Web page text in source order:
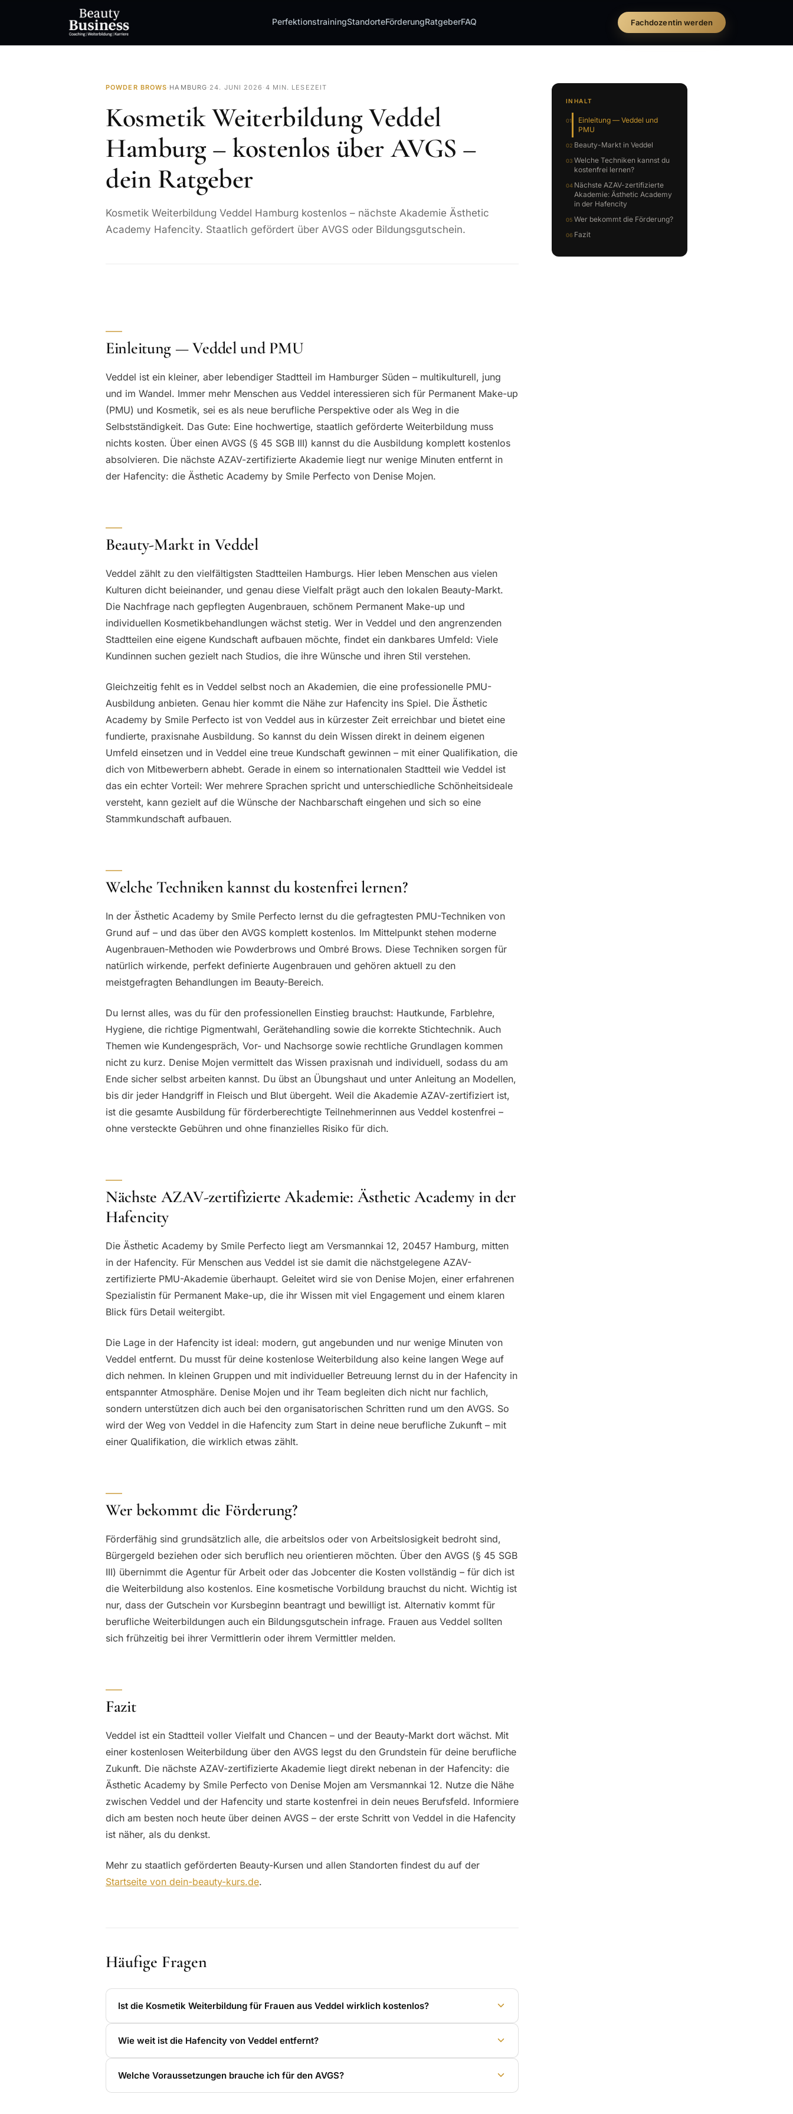
PerfektionstrainingStandorteFörderungRatgeberFAQ Fachdozentin werden
POWDER BROWS· HAMBURG· 24. JUNI 2026 · 4 MIN. LESEZEIT
Kosmetik Weiterbildung Veddel
Hamburg – kostenlos über AVGS –
dein Ratgeber
Kosmetik Weiterbildung Veddel Hamburg kostenlos – nächste Akademie Ästhetic
Academy Hafencity. Staatlich gefördert über AVGS oder Bildungsgutschein.
Einleitung — Veddel und PMU
Veddel ist ein kleiner, aber lebendiger Stadtteil im Hamburger Süden – multikulturell, jung
und im Wandel. Immer mehr Menschen aus Veddel interessieren sich für Permanent Make-up
(PMU) und Kosmetik, sei es als neue berufliche Perspektive oder als Weg in die
Selbstständigkeit. Das Gute: Eine hochwertige, staatlich geförderte Weiterbildung muss
nichts kosten. Über einen AVGS (§ 45 SGB III) kannst du die Ausbildung komplett kostenlos
absolvieren. Die nächste AZAV-zertifizierte Akademie liegt nur wenige Minuten entfernt in
der Hafencity: die Ästhetic Academy by Smile Perfecto von Denise Mojen.
Beauty-Markt in Veddel
Veddel zählt zu den vielfältigsten Stadtteilen Hamburgs. Hier leben Menschen aus vielen
Kulturen dicht beieinander, und genau diese Vielfalt prägt auch den lokalen Beauty-Markt.
Die Nachfrage nach gepflegten Augenbrauen, schönem Permanent Make-up und
individuellen Kosmetikbehandlungen wächst stetig. Wer in Veddel und den angrenzenden
Stadtteilen eine eigene Kundschaft aufbauen möchte, findet ein dankbares Umfeld: Viele
Kundinnen suchen gezielt nach Studios, die ihre Wünsche und ihren Stil verstehen.
Gleichzeitig fehlt es in Veddel selbst noch an Akademien, die eine professionelle PMU-
Ausbildung anbieten. Genau hier kommt die Nähe zur Hafencity ins Spiel. Die Ästhetic
Academy by Smile Perfecto ist von Veddel aus in kürzester Zeit erreichbar und bietet eine
fundierte, praxisnahe Ausbildung. So kannst du dein Wissen direkt in deinem eigenen
Umfeld einsetzen und in Veddel eine treue Kundschaft gewinnen – mit einer Qualifikation, die
dich von Mitbewerbern abhebt. Gerade in einem so internationalen Stadtteil wie Veddel ist
das ein echter Vorteil: Wer mehrere Sprachen spricht und unterschiedliche Schönheitsideale
versteht, kann gezielt auf die Wünsche der Nachbarschaft eingehen und sich so eine
Stammkundschaft aufbauen.
Welche Techniken kannst du kostenfrei lernen?
In der Ästhetic Academy by Smile Perfecto lernst du die gefragtesten PMU-Techniken von
Grund auf – und das über den AVGS komplett kostenlos. Im Mittelpunkt stehen moderne
Augenbrauen-Methoden wie Powderbrows und Ombré Brows. Diese Techniken sorgen für
natürlich wirkende, perfekt definierte Augenbrauen und gehören aktuell zu den
meistgefragten Behandlungen im Beauty-Bereich.
Du lernst alles, was du für den professionellen Einstieg brauchst: Hautkunde, Farblehre,
Hygiene, die richtige Pigmentwahl, Gerätehandling sowie die korrekte Stichtechnik. Auch
Themen wie Kundengespräch, Vor- und Nachsorge sowie rechtliche Grundlagen kommen
nicht zu kurz. Denise Mojen vermittelt das Wissen praxisnah und individuell, sodass du am
Ende sicher selbst arbeiten kannst. Du übst an Übungshaut und unter Anleitung an Modellen,
bis dir jeder Handgriff in Fleisch und Blut übergeht. Weil die Akademie AZAV-zertifiziert ist,
ist die gesamte Ausbildung für förderberechtigte Teilnehmerinnen aus Veddel kostenfrei –
ohne versteckte Gebühren und ohne finanzielles Risiko für dich.
Nächste AZAV-zertifizierte Akademie: Ästhetic Academy in der
Hafencity
Die Ästhetic Academy by Smile Perfecto liegt am Versmannkai 12, 20457 Hamburg, mitten
in der Hafencity. Für Menschen aus Veddel ist sie damit die nächstgelegene AZAV-
zertifizierte PMU-Akademie überhaupt. Geleitet wird sie von Denise Mojen, einer erfahrenen
Spezialistin für Permanent Make-up, die ihr Wissen mit viel Engagement und einem klaren
Blick fürs Detail weitergibt.
Die Lage in der Hafencity ist ideal: modern, gut angebunden und nur wenige Minuten von
Veddel entfernt. Du musst für deine kostenlose Weiterbildung also keine langen Wege auf
dich nehmen. In kleinen Gruppen und mit individueller Betreuung lernst du in der Hafencity in
entspannter Atmosphäre. Denise Mojen und ihr Team begleiten dich nicht nur fachlich,
sondern unterstützen dich auch bei den organisatorischen Schritten rund um den AVGS. So
wird der Weg von Veddel in die Hafencity zum Start in deine neue berufliche Zukunft – mit
einer Qualifikation, die wirklich etwas zählt.
Wer bekommt die Förderung?
Förderfähig sind grundsätzlich alle, die arbeitslos oder von Arbeitslosigkeit bedroht sind,
Bürgergeld beziehen oder sich beruflich neu orientieren möchten. Über den AVGS (§ 45 SGB
III) übernimmt die Agentur für Arbeit oder das Jobcenter die Kosten vollständig – für dich ist
die Weiterbildung also kostenlos. Eine kosmetische Vorbildung brauchst du nicht. Wichtig ist
nur, dass der Gutschein vor Kursbeginn beantragt und bewilligt ist. Alternativ kommt für
berufliche Weiterbildungen auch ein Bildungsgutschein infrage. Frauen aus Veddel sollten
sich frühzeitig bei ihrer Vermittlerin oder ihrem Vermittler melden.
Fazit
Veddel ist ein Stadtteil voller Vielfalt und Chancen – und der Beauty-Markt dort wächst. Mit
einer kostenlosen Weiterbildung über den AVGS legst du den Grundstein für deine berufliche
Zukunft. Die nächste AZAV-zertifizierte Akademie liegt direkt nebenan in der Hafencity: die
Ästhetic Academy by Smile Perfecto von Denise Mojen am Versmannkai 12. Nutze die Nähe
zwischen Veddel und der Hafencity und starte kostenfrei in dein neues Berufsfeld. Informiere
dich am besten noch heute über deinen AVGS – der erste Schritt von Veddel in die Hafencity
ist näher, als du denkst.
Mehr zu staatlich geförderten Beauty-Kursen und allen Standorten findest du auf der
Startseite von dein-beauty-kurs.de.
Häufige Fragen
Ist die Kosmetik Weiterbildung für Frauen aus Veddel wirklich kostenlos?
Wie weit ist die Hafencity von Veddel entfernt?
Welche Voraussetzungen brauche ich für den AVGS?
INHALT
Einleitung — Veddel und
PMU
Beauty-Markt in Veddel
Welche Techniken kannst du
kostenfrei lernen?
Nächste AZAV-zertifizierte
Akademie: Ästhetic Academy
in der Hafencity
Wer bekommt die Förderung?
Fazit